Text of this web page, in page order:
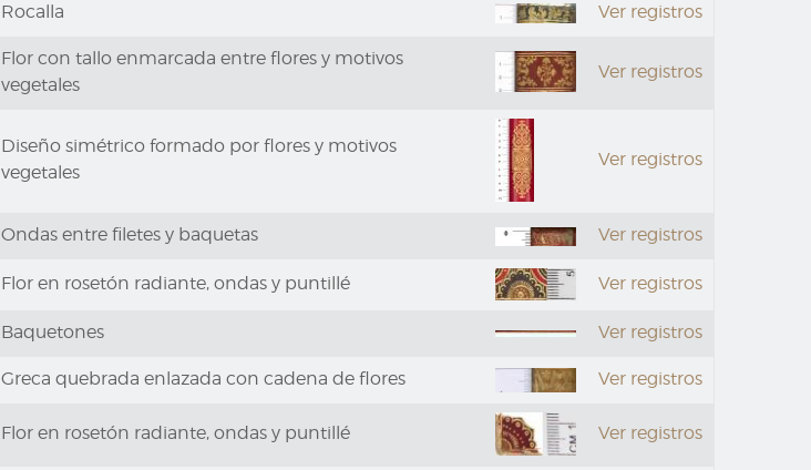
Rocalla Ver registros
Flor con tallo enmarcada entre flores y motivos
vegetales
Ver registros
Diseño simétrico formado por flores y motivos
vegetales
Ver registros
Ondas entre filetes y baquetas Ver registros
Flor en rosetón radiante, ondas y puntillé Ver registros
Baquetones Ver registros
Greca quebrada enlazada con cadena de flores Ver registros
Flor en rosetón radiante, ondas y puntillé Ver registros